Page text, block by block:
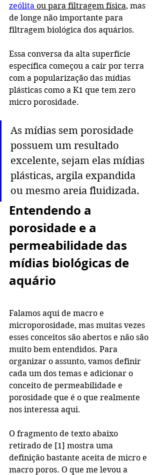
zeólita ou para filtragem física, mas
de longe não importante para
filtragem biológica dos aquários.
Essa conversa da alta superfície
específica começou a cair por terra
com a popularização das mídias
plásticas como a K1 que tem zero
micro porosidade.
As mídias sem porosidade
possuem um resultado
excelente, sejam elas mídias
plásticas, argila expandida
ou mesmo areia fluidizada.
Entendendo a
porosidade e a
permeabilidade das
mídias biológicas de
aquário
Falamos aqui de macro e
microporosidade, mas muitas vezes
esses conceitos são abertos e não são
muito bem entendidos. Para
organizar o assunto, vamos definir
cada um dos temas e adicionar o
conceito de permeabilidade e
porosidade que é o que realmente
nos interessa aqui.
O fragmento de texto abaixo
retirado de [1] mostra uma
definição bastante aceita de micro e
macro poros. O que me levou a